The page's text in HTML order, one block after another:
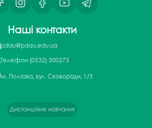
Наші контакти
pdau@pdau.edu.ua
Телефон (0532) 500273
м. Полтава, вул. Сковороди, 1/3
Дистанційне навчання